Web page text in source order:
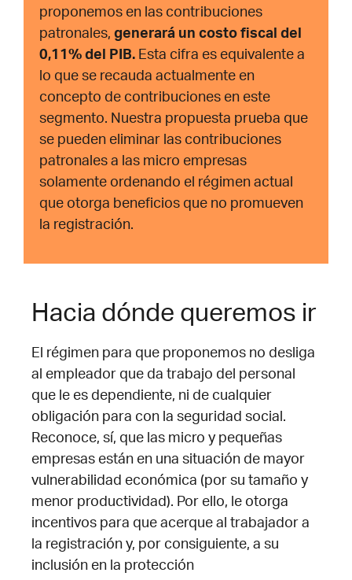
proponemos en las contribuciones
patronales, generará un costo fiscal del
0,11% del PIB. Esta cifra es equivalente a
lo que se recauda actualmente en
concepto de contribuciones en este
segmento. Nuestra propuesta prueba que
se pueden eliminar las contribuciones
patronales a las micro empresas
solamente ordenando el régimen actual
que otorga beneficios que no promueven
la registración.
Hacia dónde queremos ir
El régimen para que proponemos no desliga
al empleador que da trabajo del personal
que le es dependiente, ni de cualquier
obligación para con la seguridad social.
Reconoce, sí, que las micro y pequeñas
empresas están en una situación de mayor
vulnerabilidad económica (por su tamaño y
menor productividad). Por ello, le otorga
incentivos para que acerque al trabajador a
la registración y, por consiguiente, a su
inclusión en la protección